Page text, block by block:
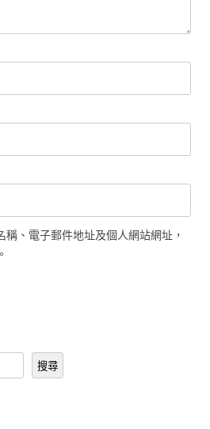
稱、電子郵件地址及個人網站網址，
搜尋